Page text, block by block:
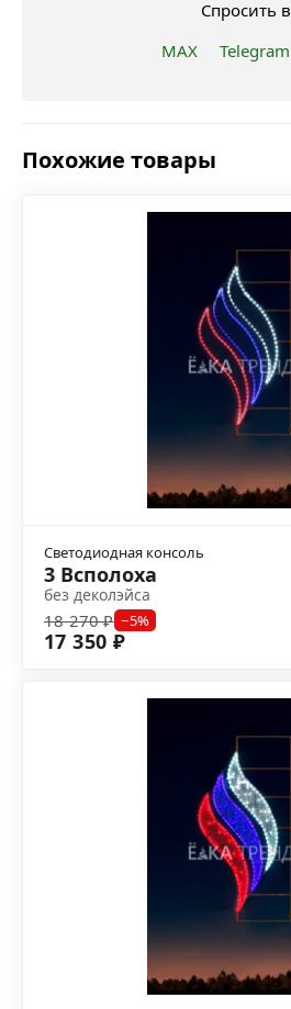
Спросить в
MAX
Telegram
Похожие товары
Светодиодная консоль
3 Всполоха
без деколэйса
18 270 ₽ −5%
17 350 ₽